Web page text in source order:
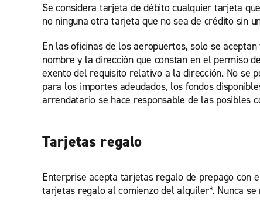
Se considera tarjeta de débito cualquier tarjeta
no ninguna otra tarjeta que no sea de crédito sin
En las oficinas de los aeropuertos, solo se
nombre y la dirección que constan en el permiso
exento del requisito relativo a la dirección. No se
para los importes adeudados, los fondos
arrendatario se hace responsable de las posibles
Tarjetas regalo
Enterprise acepta tarjetas regalo de prepago con
tarjetas regalo al comienzo del alquiler*. Nunca